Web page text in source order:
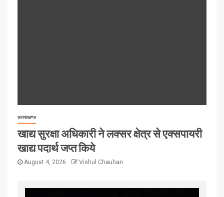
उत्तराखण्ड
खाद्य सुरक्षा अधिकारी ने लक्सर क्षेत्र से एक्सपायरी
खाद्य पदार्थ जप्त किये
August 4, 2026 Vishul Chauhan